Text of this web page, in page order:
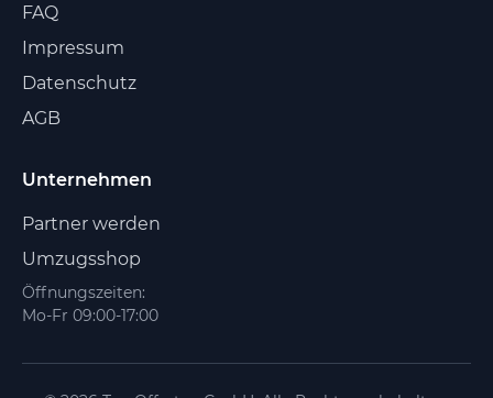
FAQ
Impressum
Datenschutz
AGB
Unternehmen
Partner werden
Umzugsshop
Öffnungszeiten:
Mo-Fr 09:00-17:00